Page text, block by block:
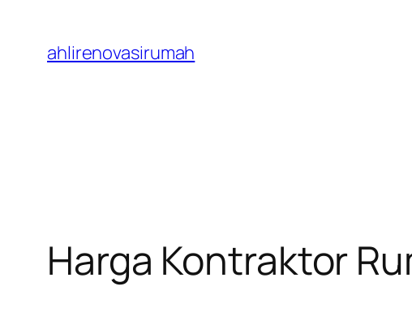
content
ahlirenovasirumah
Harga Kontraktor